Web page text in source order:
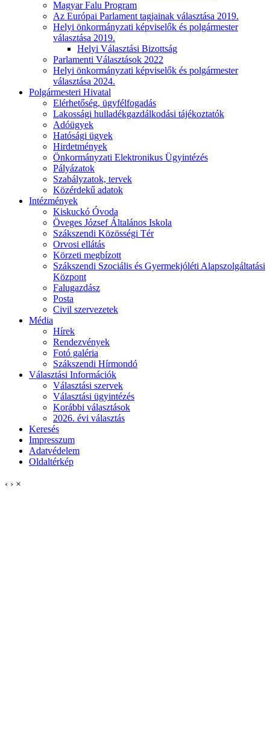
Magyar Falu Program
Az Európai Parlament tagjainak választása 2019.
Helyi önkormányzati képviselők és polgármester
választása 2019.
Helyi Választási Bizottság
Parlamenti Választások 2022
Helyi önkormányzati képviselők és polgármester
választása 2024.
Polgármesteri Hivatal
Elérhetőség, ügyfélfogadás
Lakossági hulladékgazdálkodási tájékoztatók
Adóügyek
Hatósági ügyek
Hirdetmények
Önkormányzati Elektronikus Ügyintézés
Pályázatok
Szabályzatok, tervek
Közérdekű adatok
Intézmények
Kiskuckó Óvoda
Öveges József Általános Iskola
Szákszendi Közösségi Tér
Orvosi ellátás
Körzeti megbízott
Szákszendi Szociális és Gyermekjóléti Alapszolgáltatási
Központ
Falugazdász
Posta
Civil szervezetek
Média
Hírek
Rendezvények
Fotó galéria
Szákszendi Hírmondó
Választási Információk
Választási szervek
Választási ügyintézés
Korábbi választások
2026. évi választás
Keresés
Impresszum
Adatvédelem
Oldaltérkép
‹ › ×